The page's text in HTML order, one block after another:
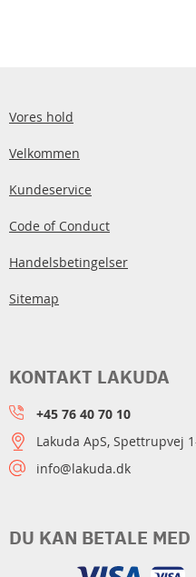
Vores hold
Velkommen
Kundeservice
Code of Conduct
Handelsbetingelser
Sitemap
DU KAN BETALE MED
KONTAKT LAKUDA
+45 76 40 70 10
Lakuda ApS, Spettrupvej
info@lakuda.dk